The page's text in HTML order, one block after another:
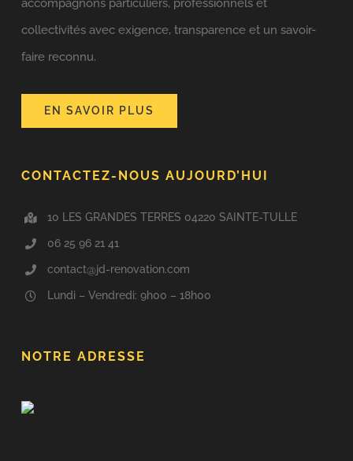
accompagnons particuliers, professionnels et
collectivités avec exigence, transparence et un savoir-
faire reconnu.
EN SAVOIR PLUS
CONTACTEZ-NOUS AUJOURD’HUI
10 LES GRANDES TERRES 04220 SAINTE-TULLE
06 25 96 21 41
contact@jd-renovation.com
Lundi – Vendredi: 9h00 – 18h00
NOTRE ADRESSE